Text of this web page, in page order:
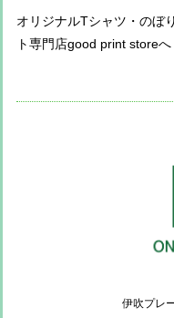
オリジナルTシャツ・のぼ
ト専門店good print storeへ
伊吹プレ